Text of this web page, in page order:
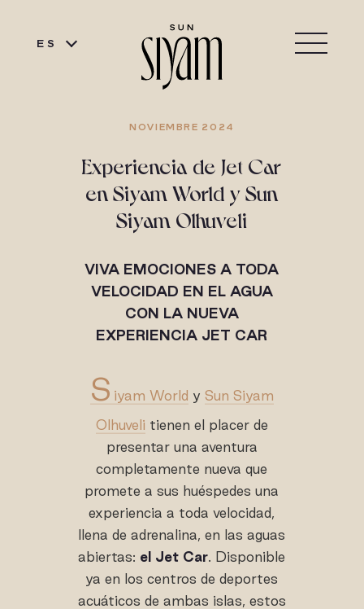
ES
NOVIEMBRE 2024
Experiencia de Jet Car
en Siyam World y Sun
Siyam Olhuveli
VIVA EMOCIONES A TODA
VELOCIDAD EN EL AGUA
CON LA NUEVA
EXPERIENCIA JET CAR
S iyam World y Sun Siyam
Olhuveli tienen el placer de
presentar una aventura
completamente nueva que
promete a sus huéspedes una
experiencia a toda velocidad,
llena de adrenalina, en las aguas
abiertas: el Jet Car. Disponible
ya en los centros de deportes
acuáticos de ambas islas, estos